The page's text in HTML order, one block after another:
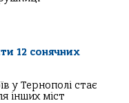
12 сонячних
у Тернополі стає
інших міст